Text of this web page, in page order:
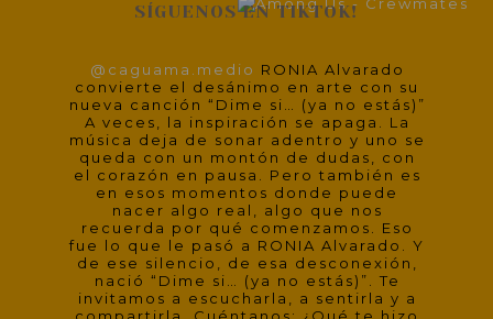
SÍGUENOS EN TIKTOK!
@caguama.medio RONIA Alvarado
convierte el desánimo en arte con su
nueva canción “Dime si… (ya no estás)”
A veces, la inspiración se apaga. La
música deja de sonar adentro y uno se
queda con un montón de dudas, con
el corazón en pausa. Pero también es
en esos momentos donde puede
nacer algo real, algo que nos
recuerda por qué comenzamos. Eso
fue lo que le pasó a RONIA Alvarado. Y
de ese silencio, de esa desconexión,
nació “Dime si… (ya no estás)”. Te
invitamos a escucharla, a sentirla y a